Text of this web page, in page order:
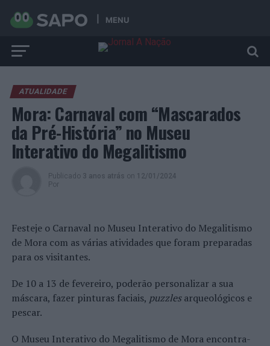
MENU
ATUALIDADE
Mora: Carnaval com “Mascarados
da Pré-História” no Museu
Interativo do Megalitismo
Publicado 3 anos atrás on 12/01/2024
Por
Festeje o Carnaval no Museu Interativo do Megalitismo
de Mora com as várias atividades que foram preparadas
para os visitantes.
De 10 a 13 de fevereiro, poderão personalizar a sua
máscara, fazer pinturas faciais, puzzlesarqueológicos e
pescar.
O Museu Interativo do Megalitismo de Mora encontra-